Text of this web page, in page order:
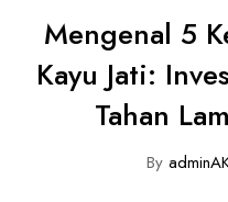
Mengenal 5
Kayu Jati:
Tahan
By